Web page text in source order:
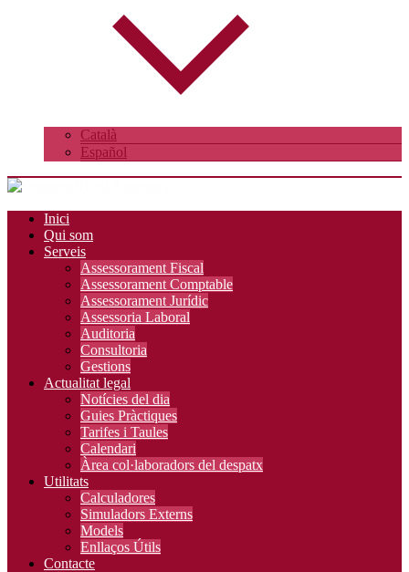
Català
Español
Inici
Qui som
Serveis
Assessorament Fiscal
Assessorament Comptable
Assessorament Jurídic
Assessoria Laboral
Auditoria
Consultoria
Gestions
Actualitat legal
Notícies del dia
Guies Pràctiques
Tarifes i Taules
Calendari
Àrea col·laboradors del despatx
Utilitats
Calculadores
Simuladors Externs
Models
Enllaços Útils
Contacte